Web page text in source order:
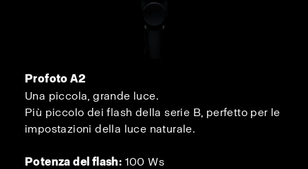
Profoto A2
Una piccola, grande luce.
Più piccolo dei flash della serie B, perfetto per le
impostazioni della luce naturale.
Potenza del flash: 100 Ws